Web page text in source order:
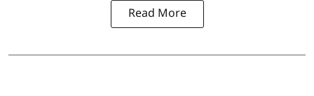
Read More